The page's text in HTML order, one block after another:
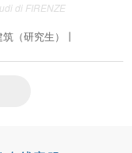
di FIRENZE
（研究生）丨